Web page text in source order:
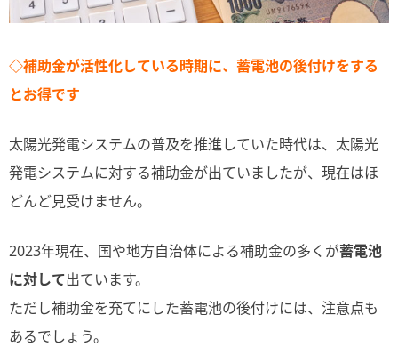
◇補助金が活性化している時期に、蓄電池の後付けをする
とお得です
太陽光発電システムの普及を推進していた時代は、太陽光
発電システムに対する補助金が出ていましたが、現在はほ
どんど見受けません。
2023年現在、国や地方自治体による補助金の多くが蓄電池
に対して出ています。
ただし補助金を充てにした蓄電池の後付けには、注意点も
あるでしょう。